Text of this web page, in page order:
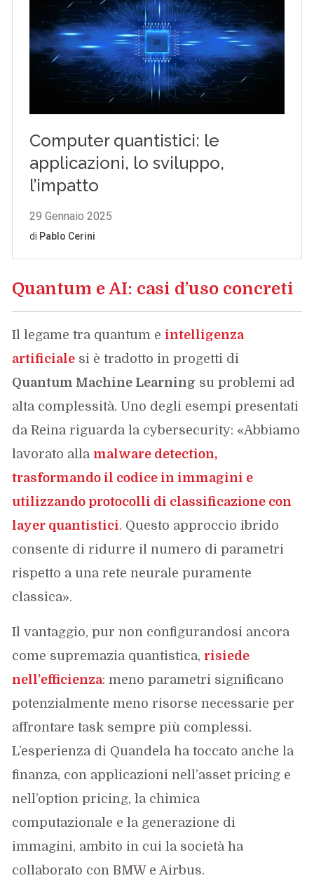
Quantum e AI: casi d’uso concreti
Il legame tra quantum e intelligenza
artificiale si è tradotto in progetti di
Quantum Machine Learning su problemi ad
alta complessità. Uno degli esempi presentati
da Reina riguarda la cybersecurity: «Abbiamo
lavorato alla malware detection,
trasformando il codice in immagini e
utilizzando protocolli di classificazione con
layer quantistici. Questo approccio ibrido
consente di ridurre il numero di parametri
rispetto a una rete neurale puramente
classica».
Il vantaggio, pur non configurandosi ancora
come supremazia quantistica, risiede
nell’efficienza: meno parametri significano
potenzialmente meno risorse necessarie per
affrontare task sempre più complessi.
L’esperienza di Quandela ha toccato anche la
finanza, con applicazioni nell’asset pricing e
nell’option pricing, la chimica
computazionale e la generazione di
immagini, ambito in cui la società ha
collaborato con BMW e Airbus.